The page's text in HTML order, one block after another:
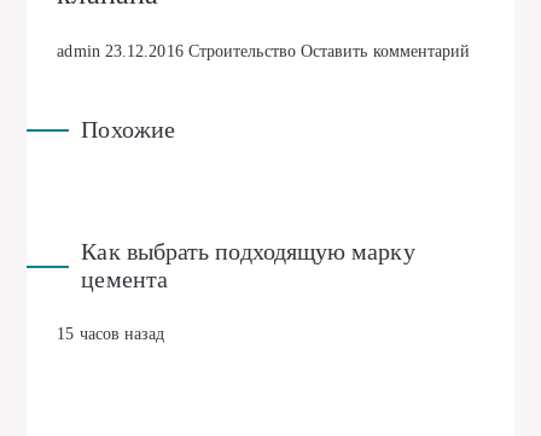
admin 23.12.2016 Строительство Оставить комментарий
Похожие
Как выбрать подходящую марку
цемента
15 часов назад